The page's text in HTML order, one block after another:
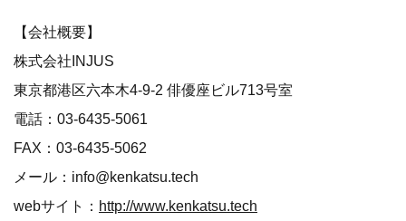
【会社概要】
株式会社INJUS
東京都港区六本木4-9-2 俳優座ビル713号室
電話：03-6435-5061
FAX：03-6435-5062
メール：info@kenkatsu.tech
webサイト： http://www.kenkatsu.tech